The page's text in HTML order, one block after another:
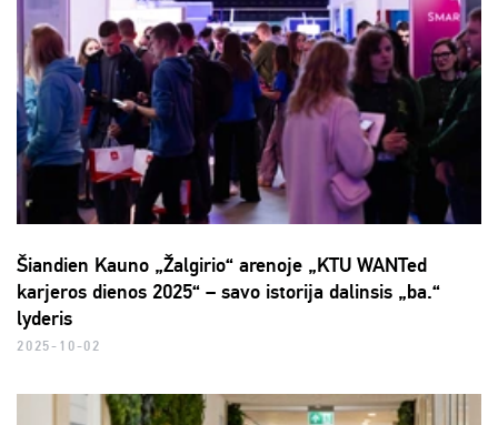
Šiandien Kauno „Žalgirio“ arenoje „KTU WANTed
karjeros dienos 2025“ – savo istorija dalinsis „ba.“
lyderis
2025-10-02